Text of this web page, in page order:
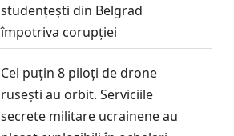
studențești din Belgrad
împotriva corupției
Cel puțin 8 piloți de drone
rusești au orbit. Serviciile
secrete militare ucrainene au